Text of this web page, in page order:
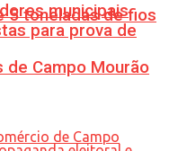
5 toneladas de fios
de Campo Mourão
municipais
para prova de